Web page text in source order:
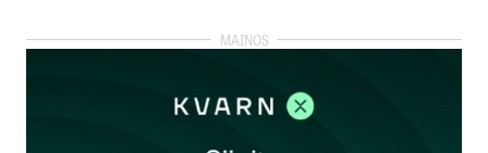
kirjautua
rekisteröityä